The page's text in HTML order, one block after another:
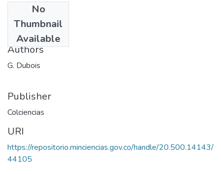
No
Thumbnail
Available
1971
Authors
G. Dubois
Publisher
Colciencias
URI
https://repositorio.minciencias.gov.co/handle/20.500.14143/
44105